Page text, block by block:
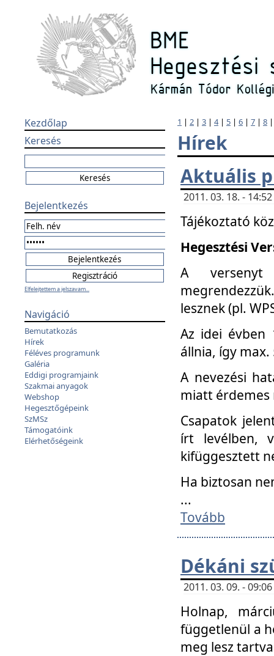
Kezdőlap
Keresés
Bejelentkezés
Elfelejtettem a jelszavam...
Navigáció
Bemutatkozás
Hírek
Féléves programunk
Galéria
Eddigi programjaink
Szakmai anyagok
Webshop
Hegesztőgépeink
SzMSz
Támogatóink
Elérhetőségeink
1 | 2 | 3 | 4| 5 | 6 | 7 | 8
Hírek
Aktuális
2011. 03. 18. -
Tájékoztató
Hegesztési
A versenyt
lesznek (pl.
Az idei évben
állnia, így
A nevezési
miatt érdemes
Csapatok
írt levélben,
kifüggesztett
Ha biztosan
...
Tovább
Dékáni
2011. 03. 09. -
Holnap,
függetlenül a
meg lesz